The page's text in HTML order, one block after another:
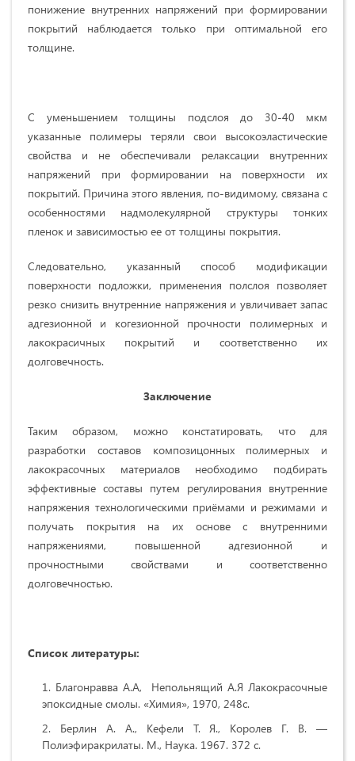
понижение внутренних напряжений при формировании
покрытий наблюдается только при оптимальной его
толщине.
С уменьшением толщины подслоя до 30-40 мкм
указанные полимеры теряли свои высокоэластические
свойства и не обеспечивали релаксации внутренних
напряжений при формировании на поверхности их
покрытий. Причина этого явления, по-видимому, связана с
особенностями надмолекулярной структуры тонких
пленок и зависимостью ее от толщины покрытия.
Следовательно, указанный способ модификации
поверхности подложки, применения полслоя позволяет
резко снизить внутренние напряжения и увличивает запас
адгезионной и когезионной прочности полимерных и
лакокрасичных покрытий и соответственно их
долговечность.
Заключение
Таким образом, можно констатировать, что для
разработки составов композицонных полимерных и
лакокрасочных материалов необходимо подбирать
эффективные составы путем регулирования внутренние
напряжения технологическими приёмами и режимами и
получать покрытия на их основе с внутренними
напряжениями, повышенной адгезионной и
прочностными свойствами и соответственно
долговечностью.
Список литературы:
Благонравва А.А, Непольнящий А.Я Лакокрасочные
эпоксидные смолы. «Химия», 1970, 248с.
Берлин А. А., Кефели Т. Я., Королев Г. В. —
Полиэфиракрилаты. М., Наука. 1967. 372 с.